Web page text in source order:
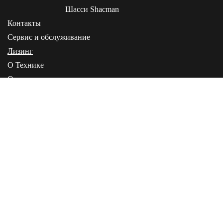
Шасси Shacman
Контакты
Сервис и обслуживание
Лизинг
О Технике
О компании